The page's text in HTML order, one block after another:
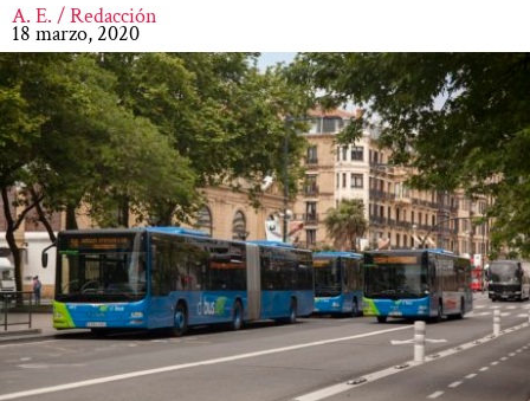
A. E. / Redacción
18 marzo, 2020